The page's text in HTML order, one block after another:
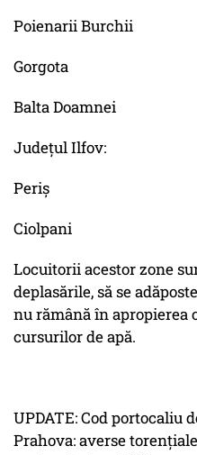
Poienarii Burchii
Gorgota
Balta Doamnei
Județul Ilfov:
Periș
Ciolpani
Locuitorii acestor zone
deplasările, să se
nu rămână în apropierea
cursurilor de apă.
UPDATE: Cod portocaliu
Prahova: averse